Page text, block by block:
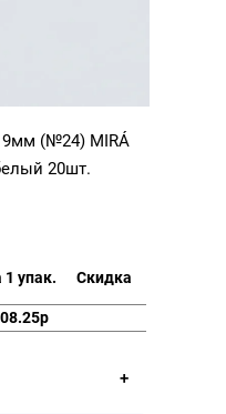
(№24) MIRÁ
20шт.
1 упак. Скидка
+